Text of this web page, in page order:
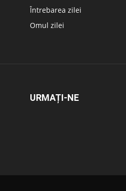
Întrebarea zilei
Omul zilei
URMAȚI-NE